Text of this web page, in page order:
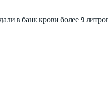
в банк крови более 9